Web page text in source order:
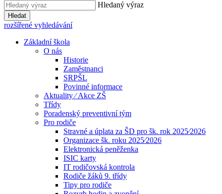
Hledaný výraz
Hledat
rozšířené vyhledávání
Základní škola
O nás
Historie
Zaměstnanci
SRPŠL
Povinné informace
Aktuality ⁄ Akce ZŠ
Třídy
Poradenský preventivní tým
Pro rodiče
Stravné a úplata za ŠD pro šk. rok 2025⁄2026
Organizace šk. roku 2025⁄2026
Elektronická peněženka
ISIC karty
IT rodičovská kontrola
Rodiče žáků 9. třídy
Tipy pro rodiče